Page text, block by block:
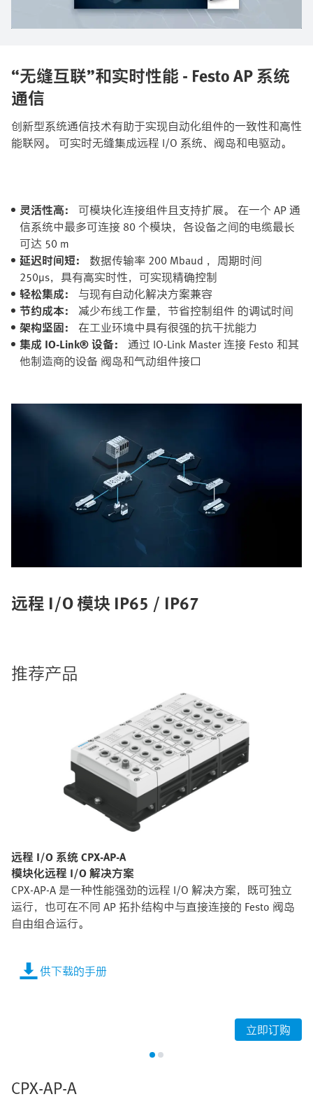
“无缝互联”和实时性能 - Festo AP 系统
通信​
创新型系统通信技术有助于实现自动化组件的一致性和高性
能联网。 可实时无缝集成远程 I/O 系统、阀岛和电驱动。
灵活性高：
可模块化连接组件且支持扩展。 在一个 AP 通
信系统中最多可连接 80 个模块，各设备之间的电缆最长
可达 50 m​
延迟时间短：
数据传输率 200 Mbaud ，周期时间
250µs，具有高实时性，可实现精确控制​
轻松集成：
与现有自动化解决方案兼容​
节约成本： 减少布线工作量，节省控制组件​ 的调试时间​
架构坚固： 在工业环境中具有很强的抗干扰能力​
集成 IO-Link® 设备：
通过 IO-Link Master 连接 Festo 和其
他制造商的设备​ 阀岛和气动组件接口​
远程 I/O 模块 IP65 / IP67
推荐产品
远程 I/O 系统 CPX-AP-A
模块化远程 I/O 解决方案​
CPX-AP-A 是一种性能强劲的远程 I/O 解决方案，既可独立
运行，也可在不同 AP 拓扑结构中与直接连接的 Festo 阀岛
自由组合运行。
供下载的手册
立即订购
CPX-AP-A